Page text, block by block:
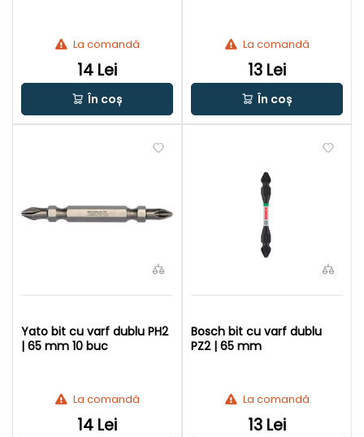
La comandă
14 Lei
În coș
La comandă
13 Lei
În coș
Yato bit cu varf dublu PH2
| 65 mm 10 buc
La comandă
14 Lei
Bosch bit cu varf dublu
PZ2 | 65 mm
La comandă
13 Lei